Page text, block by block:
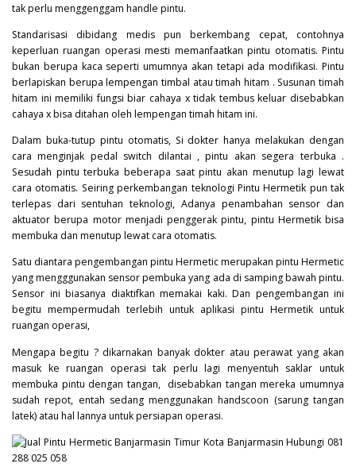
tak perlu menggenggam handle pintu.
Standarisasi dibidang medis pun berkembang cepat, contohnya
keperluan ruangan operasi mesti memanfaatkan pintu otomatis. Pintu
bukan berupa kaca seperti umumnya akan tetapi ada modifikasi. Pintu
berlapiskan berupa lempengan timbal atau timah hitam . Susunan timah
hitam ini memiliki fungsi biar cahaya x tidak tembus keluar disebabkan
cahaya x bisa ditahan oleh lempengan timah hitam ini.
Dalam buka-tutup pintu otomatis, Si dokter hanya melakukan dengan
cara menginjak pedal switch dilantai , pintu akan segera terbuka .
Sesudah pintu terbuka beberapa saat pintu akan menutup lagi lewat
cara otomatis. Seiring perkembangan teknologi Pintu Hermetik pun tak
terlepas dari sentuhan teknologi, Adanya penambahan sensor dan
aktuator berupa motor menjadi penggerak pintu, pintu Hermetik bisa
membuka dan menutup lewat cara otomatis.
Satu diantara pengembangan pintu Hermetic merupakan pintu Hermetic
yang mengggunakan sensor pembuka yang ada di samping bawah pintu.
Sensor ini biasanya diaktifkan memakai kaki. Dan pengembangan ini
begitu mempermudah terlebih untuk aplikasi pintu Hermetik untuk
ruangan operasi,
Mengapa begitu ? dikarnakan banyak dokter atau perawat yang akan
masuk ke ruangan operasi tak perlu lagi menyentuh saklar untuk
membuka pintu dengan tangan, disebabkan tangan mereka umumnya
sudah repot, entah sedang menggunakan handscoon (sarung tangan
latek) atau hal lannya untuk persiapan operasi.